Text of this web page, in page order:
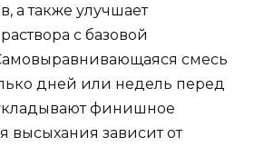
а также улучшает
с базовой
смесь
дней или недель перед
финишное
высыхания зависит от